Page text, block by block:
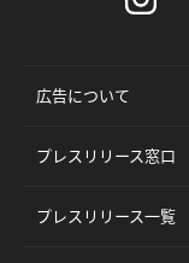
広告について
プレスリリース窓口
プレスリリース一覧